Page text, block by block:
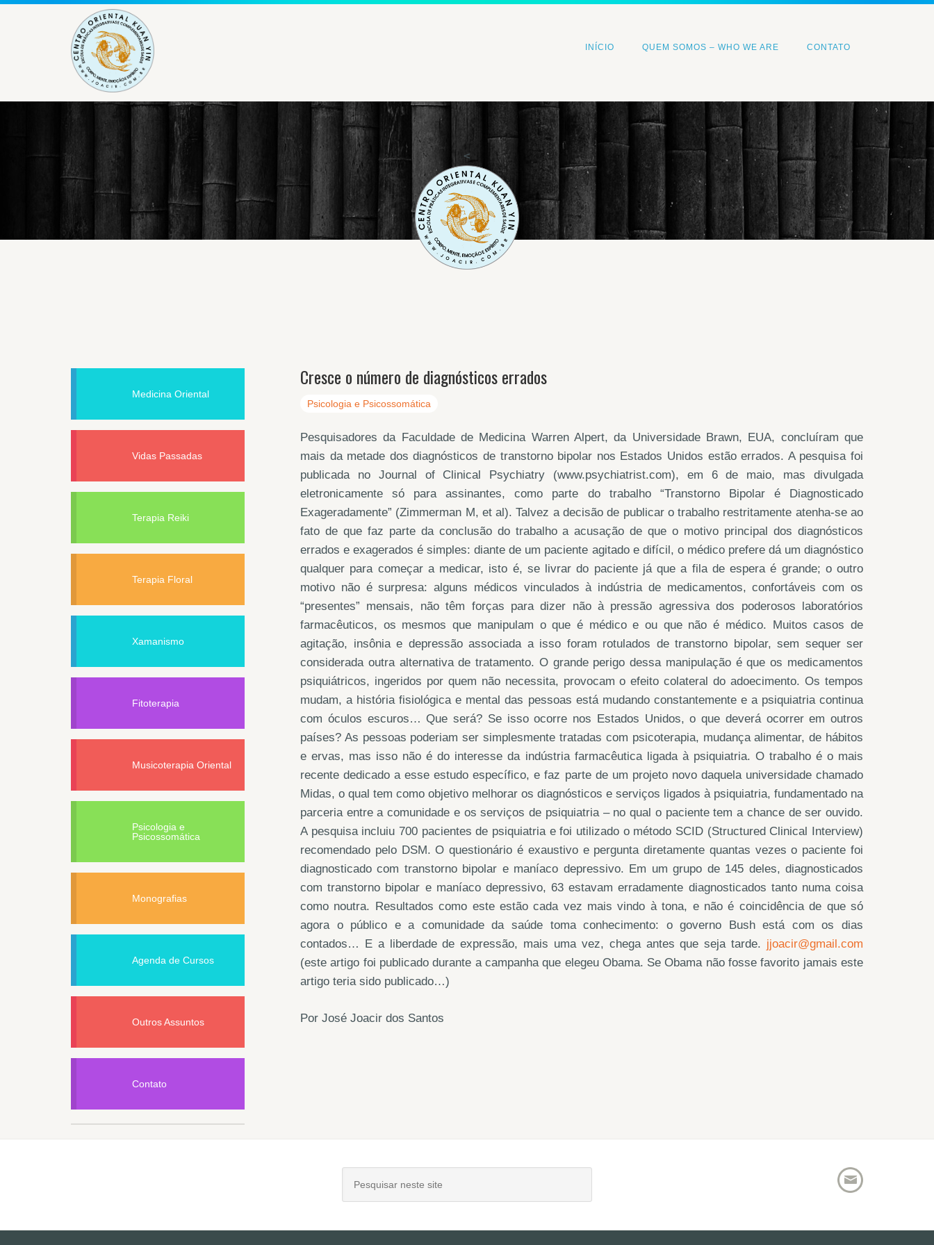
INÍCIO QUEM SOMOS – WHO WE ARE CONTATO
<
Cresce o número de diagnósticos errados
Psicologia e Psicossomática
Pesquisadores da Faculdade de Medicina Warren Alpert, da Universidade Brawn, EUA, concluíram que
mais da metade dos diagnósticos de transtorno bipolar nos Estados Unidos estão errados. A pesquisa foi
publicada no Journal of Clinical Psychiatry (www.psychiatrist.com), em 6 de maio, mas divulgada
eletronicamente só para assinantes, como parte do trabalho “Transtorno Bipolar é Diagnosticado
Exageradamente” (Zimmerman M, et al). Talvez a decisão de publicar o trabalho restritamente atenha-se ao
fato de que faz parte da conclusão do trabalho a acusação de que o motivo principal dos diagnósticos
errados e exagerados é simples: diante de um paciente agitado e difícil, o médico prefere dá um diagnóstico
qualquer para começar a medicar, isto é, se livrar do paciente já que a fila de espera é grande; o outro
motivo não é surpresa: alguns médicos vinculados à indústria de medicamentos, confortáveis com os
“presentes” mensais, não têm forças para dizer não à pressão agressiva dos poderosos laboratórios
farmacêuticos, os mesmos que manipulam o que é médico e ou que não é médico. Muitos casos de
agitação, insônia e depressão associada a isso foram rotulados de transtorno bipolar, sem sequer ser
considerada outra alternativa de tratamento. O grande perigo dessa manipulação é que os medicamentos
psiquiátricos, ingeridos por quem não necessita, provocam o efeito colateral do adoecimento. Os tempos
mudam, a história fisiológica e mental das pessoas está mudando constantemente e a psiquiatria continua
com óculos escuros… Que será? Se isso ocorre nos Estados Unidos, o que deverá ocorrer em outros
países? As pessoas poderiam ser simplesmente tratadas com psicoterapia, mudança alimentar, de hábitos
e ervas, mas isso não é do interesse da indústria farmacêutica ligada à psiquiatria. O trabalho é o mais
recente dedicado a esse estudo específico, e faz parte de um projeto novo daquela universidade chamado
Midas, o qual tem como objetivo melhorar os diagnósticos e serviços ligados à psiquiatria, fundamentado na
parceria entre a comunidade e os serviços de psiquiatria – no qual o paciente tem a chance de ser ouvido.
A pesquisa incluiu 700 pacientes de psiquiatria e foi utilizado o método SCID (Structured Clinical Interview)
recomendado pelo DSM. O questionário é exaustivo e pergunta diretamente quantas vezes o paciente foi
diagnosticado com transtorno bipolar e maníaco depressivo. Em um grupo de 145 deles, diagnosticados
com transtorno bipolar e maníaco depressivo, 63 estavam erradamente diagnosticados tanto numa coisa
como noutra. Resultados como este estão cada vez mais vindo à tona, e não é coincidência de que só
agora o público e a comunidade da saúde toma conhecimento: o governo Bush está com os dias
contados… E a liberdade de expressão, mais uma vez, chega antes que seja tarde. jjoacir@gmail.com
(este artigo foi publicado durante a campanha que elegeu Obama. Se Obama não fosse favorito jamais este
artigo teria sido publicado…)
Por José Joacir dos Santos
Medicina Oriental
Vidas Passadas
Terapia Reiki
Terapia Floral
Xamanismo
Fitoterapia
Musicoterapia Oriental
Psicologia e
Psicossomática
Monografias
Agenda de Cursos
Outros Assuntos
Contato